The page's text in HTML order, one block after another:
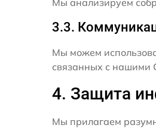
3.3.
Мы можем
связанных с нашими
4. Защита
Мы прилагаем